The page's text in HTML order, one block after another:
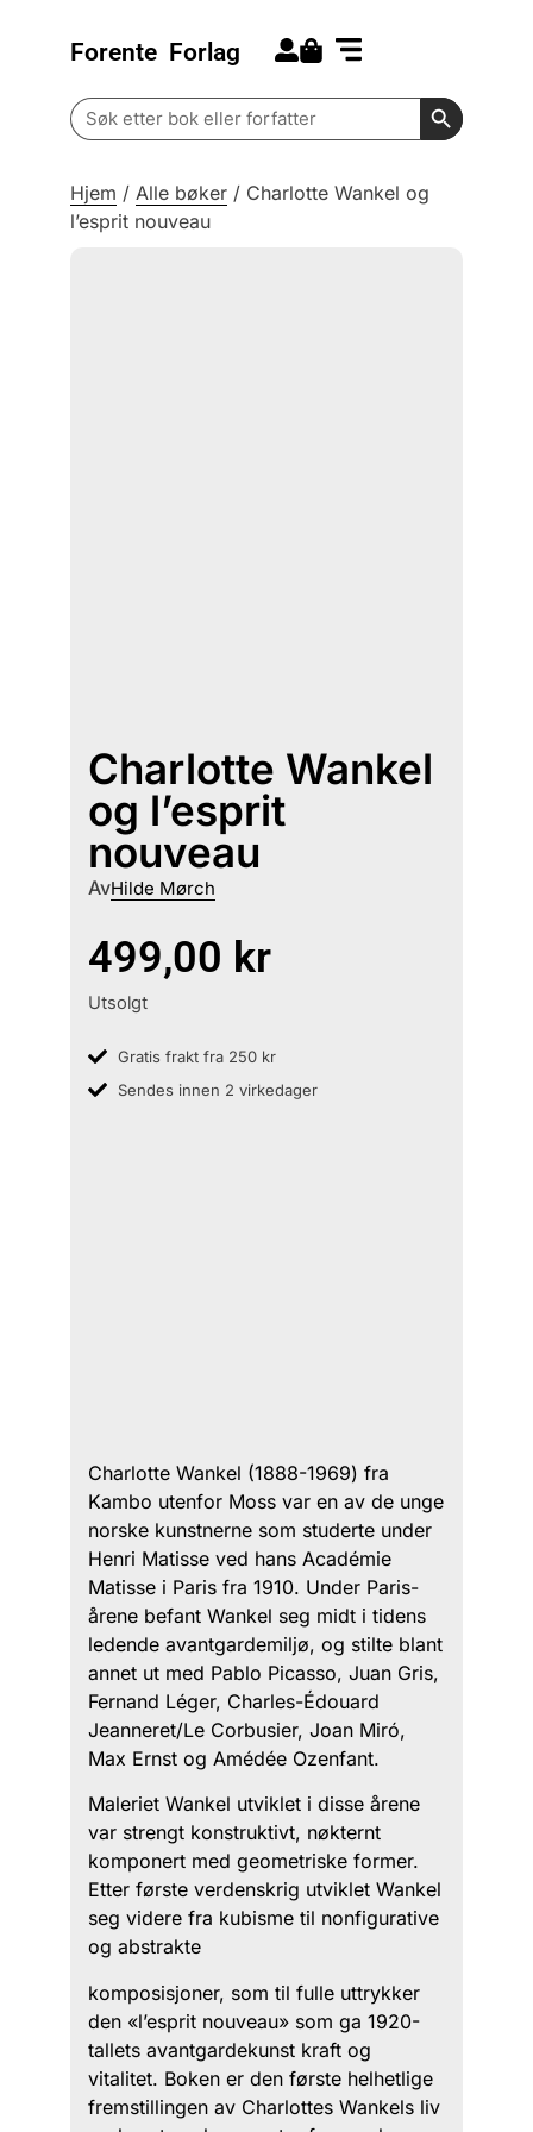
Forente Forlag
Search
for:
Search
Hjem / Alle bøker / Charlotte Wankel og
l’esprit nouveau
Charlotte Wankel
og l’esprit
nouveau
AvHilde Mørch
499,00 kr
Utsolgt
Gratis frakt fra 250 kr
Sendes innen 2 virkedager
Charlotte Wankel (1888-1969) fra
Kambo utenfor Moss var en av de unge
norske kunstnerne som studerte under
Henri Matisse ved hans Académie
Matisse i Paris fra 1910. Under Paris-
årene befant Wankel seg midt i tidens
ledende avantgardemiljø, og stilte blant
annet ut med Pablo Picasso, Juan Gris,
Fernand Léger, Charles-Édouard
Jeanneret/Le Corbusier, Joan Miró,
Max Ernst og Amédée Ozenfant.
Maleriet Wankel utviklet i disse årene
var strengt konstruktivt, nøkternt
komponert med geometriske former.
Etter første verdenskrig utviklet Wankel
seg videre fra kubisme til nonfigurative
og abstrakte
komposisjoner, som til fulle uttrykker
den «l’esprit nouveau» som ga 1920-
tallets avantgardekunst kraft og
vitalitet. Boken er den første helhetlige
fremstillingen av Charlottes Wankels liv